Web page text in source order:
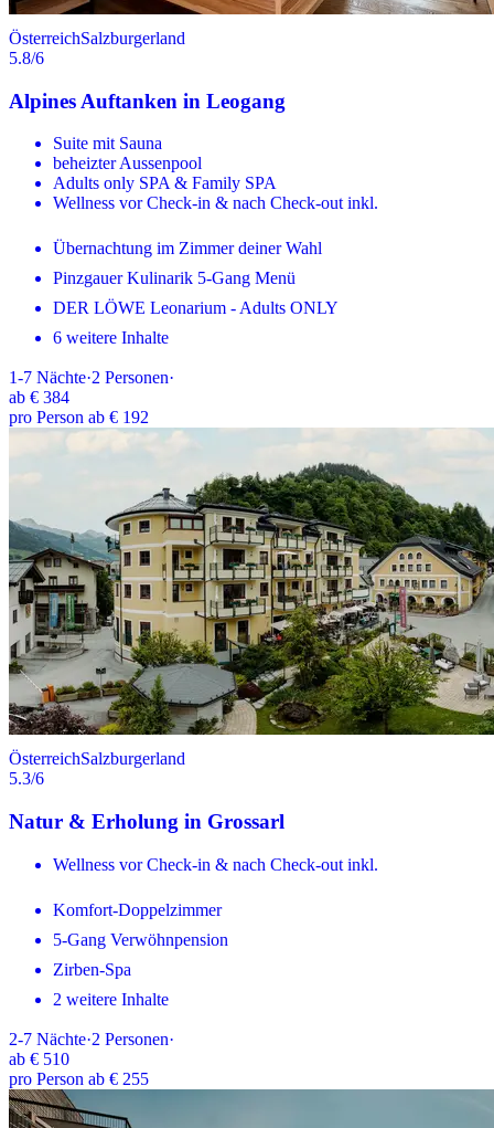
ÖsterreichSalzburgerland
5.8/6
Alpines Auftanken in Leogang
Suite mit Sauna
beheizter Aussenpool
Adults only SPA & Family SPA
Wellness vor Check-in & nach Check-out inkl.
Übernachtung im Zimmer deiner Wahl
Pinzgauer Kulinarik 5-Gang Menü
DER LÖWE Leonarium - Adults ONLY
6 weitere Inhalte
1-7 Nächte·2 Personen·
ab € 384
pro Person ab € 192
ÖsterreichSalzburgerland
5.3/6
Natur & Erholung in Grossarl
Wellness vor Check-in & nach Check-out inkl.
Komfort-Doppelzimmer
5-Gang Verwöhnpension
Zirben-Spa
2 weitere Inhalte
2-7 Nächte·2 Personen·
ab € 510
pro Person ab € 255